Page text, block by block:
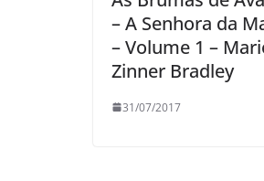
– A Senhora da
– Volume 1 –
Zinner Bradley
31/07/2017